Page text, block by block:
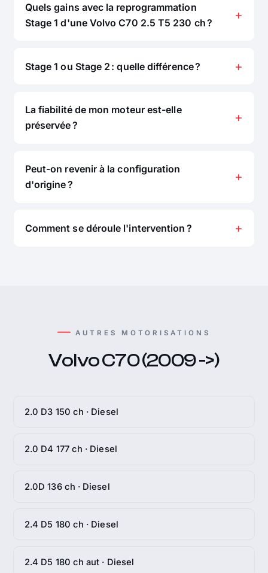
Quels gains avec la reprogrammation
Stage 1 d'une Volvo C70 2.5 T5 230 ch ?
Stage 1 ou Stage 2 : quelle différence ?
La fiabilité de mon moteur est-elle
préservée ?
Peut-on revenir à la configuration
d'origine ?
Comment se déroule l'intervention ?
AUTRES MOTORISATIONS
Volvo C70 (2009 ->)
2.0 D3 150 ch · Diesel
2.0 D4 177 ch · Diesel
2.0D 136 ch · Diesel
2.4 D5 180 ch · Diesel
2.4 D5 180 ch aut · Diesel